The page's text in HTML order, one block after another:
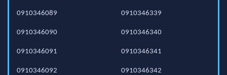
0910346089
0910346090
0910346091
0910346092
0910346339
0910346340
0910346341
0910346342